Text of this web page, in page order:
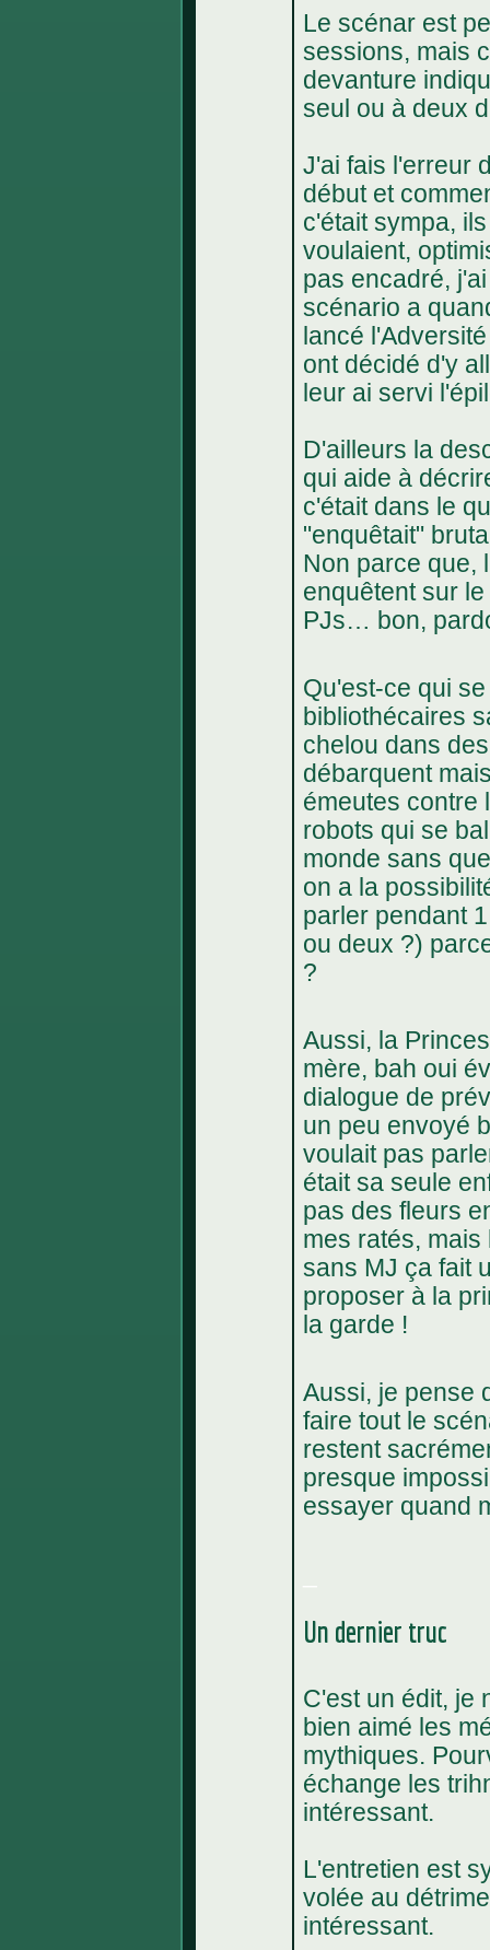
Le scénar est
sessions, mais
devanture
seul ou à deux
J'ai fais l'erreur
début et
c'était sympa,
voulaient,
pas encadré,
scénario a
lancé
ont décidé d'y
leur ai servi
D'ailleurs la
qui aide à
c'était dans le
"enquêtait"
Non parce que,
enquêtent sur
PJs… bon,
Qu'est-ce qui
bibliothécaires
chelou dans
débarquent
émeutes contre
robots qui se
monde sans
on a la
parler pendant
ou deux ?)
?
Aussi, la
mère, bah oui
dialogue de
un peu envoyé
voulait pas
était sa seule
pas des fleurs
mes ratés,
sans MJ ça fait
proposer à la
la garde !
Aussi, je pense
faire tout le
restent
presque
essayer quand
Un dernier truc
C'est un édit, je
bien aimé les
mythiques.
échange les
intéressant.
L'entretien est
volée au
intéressant.